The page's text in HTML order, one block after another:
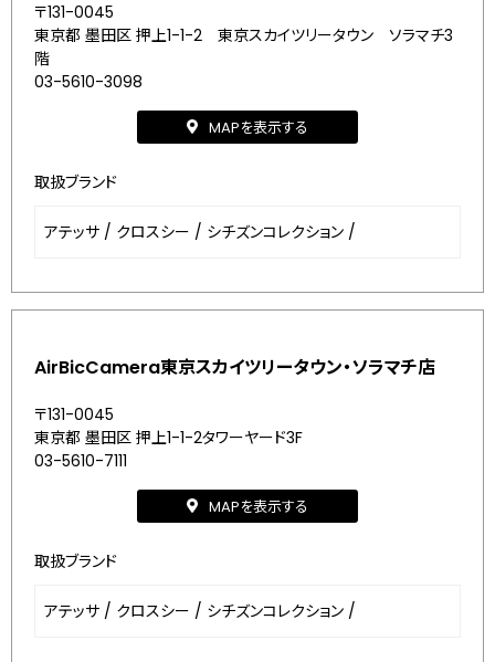
〒131-0045
東京都 墨田区 押上1-1-2 東京スカイツリータウン ソラマチ3
階
03-5610-3098
MAPを表示する
取扱ブランド
アテッサ / クロスシー / シチズンコレクション /
AirBicCamera東京スカイツリータウン・ソラマチ店
〒131-0045
東京都 墨田区 押上1-1-2タワーヤード3F
03-5610-7111
MAPを表示する
取扱ブランド
アテッサ / クロスシー / シチズンコレクション /